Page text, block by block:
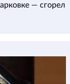
— сгорел